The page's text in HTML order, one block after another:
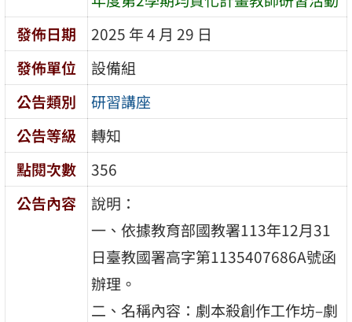
發佈日期
2025 年 4 月 29 日
發佈單位
設備組
公告類別
研習講座
公告等級
轉知
點閱次數
356
公告內容
說明：
一、依據教育部國教署113年12月31
日臺教國署高字第1135407686A號函
辦理。
二、名稱內容：劇本殺創作工作坊–劇